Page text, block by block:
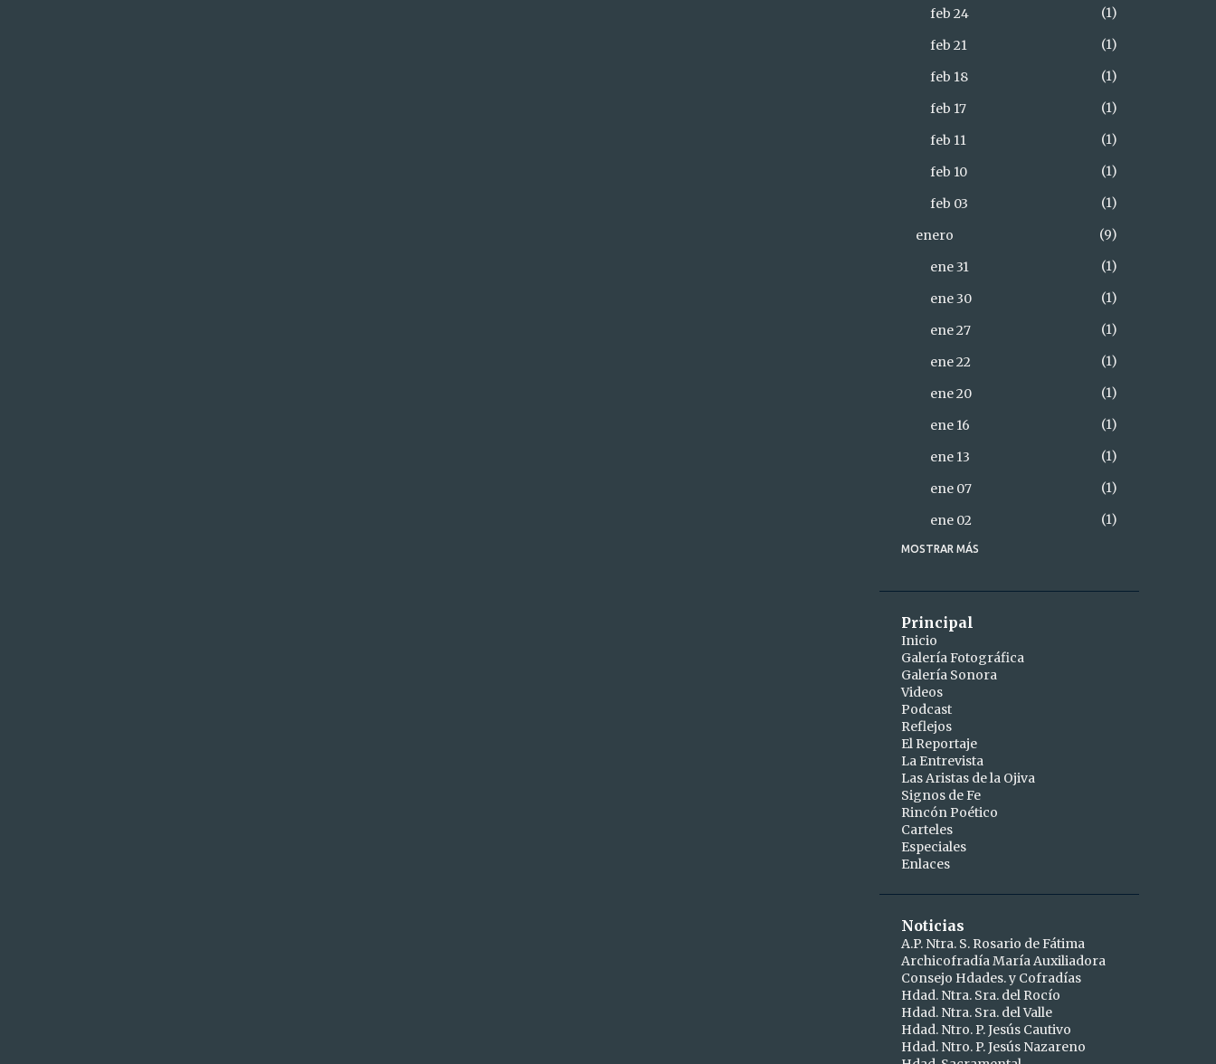
feb 24
1
feb 21
1
feb 18
1
feb 17
1
feb 11
1
feb 10
1
feb 03
1
enero
9
ene 31
1
ene 30
1
ene 27
1
ene 22
1
ene 20
1
ene 16
1
ene 13
1
ene 07
1
ene 02
1
2021
dic 28
dic 26
abril
abr 15
abr 10
marzo
mar 25
mar 24
mar 19
mar 16
1
mar 11
mar 09
mar 06
mar 04
febrero
MOSTRAR MÁS
Principal
Inicio
Galería Fotográfica
Galería Sonora
Videos
Podcast
Reflejos
El Reportaje
La Entrevista
Las Aristas de la Ojiva
Signos de Fe
Rincón Poético
Carteles
Especiales
Enlaces
Noticias
A.P. Ntra. S. Rosario de Fátima
Archicofradía María Auxiliadora
Consejo Hdades. y Cofradías
Hdad. Ntra. Sra. del Rocío
Hdad. Ntra. Sra. del Valle
Hdad. Ntro. P. Jesús Cautivo
Hdad. Ntro. P. Jesús Nazareno